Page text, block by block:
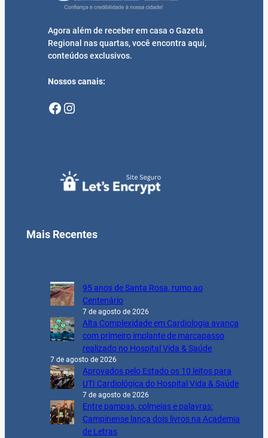
Agora além de receber em casa o Gazeta
Regional nas quartas, você encontra aqui,
conteúdos exclusivos.
Nossos canais:
Facebook Instagram
Mais Recentes
95 anos de Santa Rosa, rumo ao
Centenário
7 de agosto de 2026
Alta Complexidade em Cardiologia avança
com primeiro implante de marcapasso
realizado no Hospital Vida & Saúde
7 de agosto de 2026
Aprovados pelo Estado os 10 leitos para
UTI Cardiológica do Hospital Vida & Saúde
7 de agosto de 2026
Entre pampas, colmeias e palavras:
Campinense lança dois livros na Academia
de Letras